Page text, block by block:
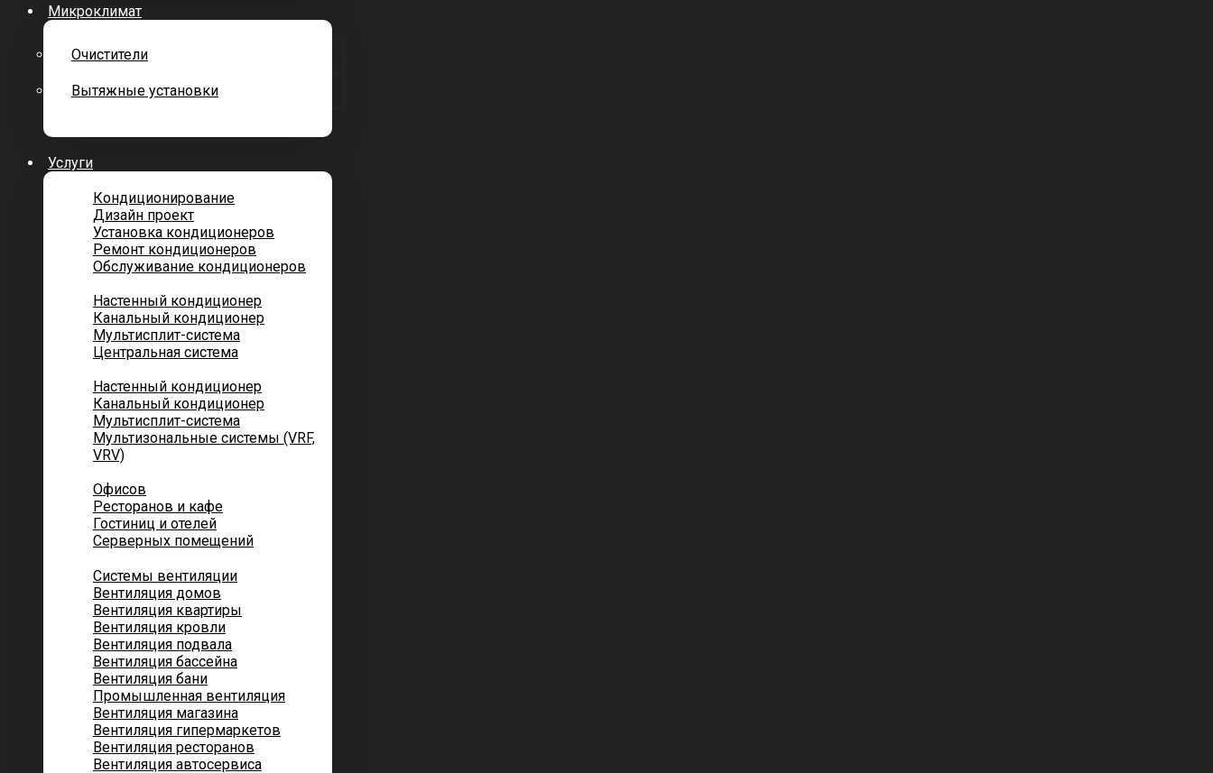
Микроклимат
Очистители
Вытяжные установки
Услуги
Кондиционирование
Дизайн проект
Установка кондиционеров
Ремонт кондиционеров
Обслуживание кондиционеров
Настенный кондиционер
Канальный кондиционер
Мультисплит-система
Центральная система
Настенный кондиционер
Канальный кондиционер
Мультисплит-система
Мультизональные системы (VRF,
VRV)
Офисов
Ресторанов и кафе
Гостиниц и отелей
Серверных помещений
Системы вентиляции
Вентиляция домов
Вентиляция квартиры
Вентиляция кровли
Вентиляция подвала
Вентиляция бассейна
Вентиляция бани
Промышленная вентиляция
Вентиляция магазина
Вентиляция гипермаркетов
Вентиляция ресторанов
Вентиляция автосервиса